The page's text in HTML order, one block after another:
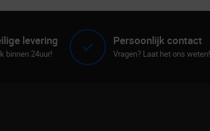
levering
binnen 24uur!
Persoonlijk contact
Vragen? Laat het ons weten!